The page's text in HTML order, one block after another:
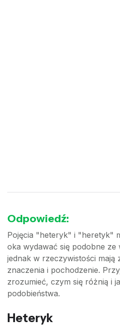
Odpowiedź:
Pojęcia "heteryk" i "heretyk"
oka wydawać się podobne ze
jednak w rzeczywistości mają
znaczenia i pochodzenie.
zrozumieć, czym się różnią i
podobieństwa.
Heteryk